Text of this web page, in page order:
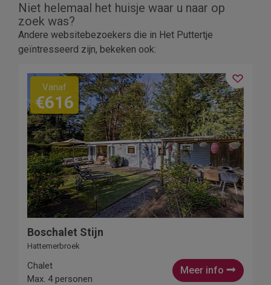
Niet helemaal het huisje waar u naar op
zoek was?
Andere websitebezoekers die in Het Puttertje
geïntresseerd zijn, bekeken ook:
Vanaf
€616
Boschalet Stijn
Hattemerbroek
Meer info
Chalet
Max. 4 personen